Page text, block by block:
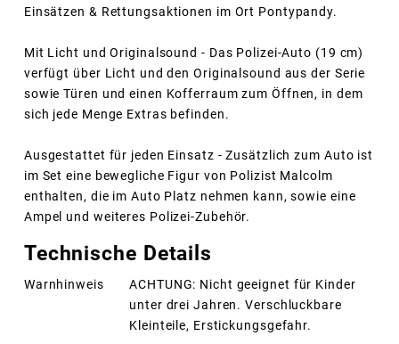
Einsätzen & Rettungsaktionen im Ort Pontypandy.
Mit Licht und Originalsound - Das Polizei-Auto (19 cm)
verfügt über Licht und den Originalsound aus der Serie
sowie Türen und einen Kofferraum zum Öffnen, in dem
sich jede Menge Extras befinden.
Ausgestattet für jeden Einsatz - Zusätzlich zum Auto ist
im Set eine bewegliche Figur von Polizist Malcolm
enthalten, die im Auto Platz nehmen kann, sowie eine
Ampel und weiteres Polizei-Zubehör.
Technische Details
Warnhinweis
ACHTUNG: Nicht geeignet für Kinder
unter drei Jahren. Verschluckbare
Kleinteile, Erstickungsgefahr.